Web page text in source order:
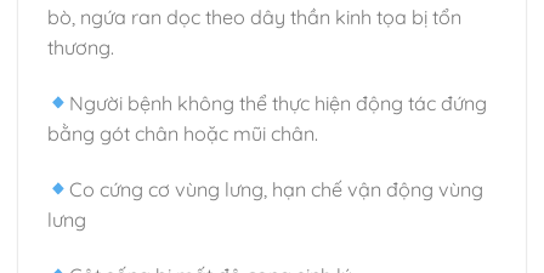
bò, ngứa ran dọc theo dây thần kinh tọa bị tổn
thương.
Người bệnh không thể thực hiện động tác đứng
bằng gót chân hoặc mũi chân.
Co cứng cơ vùng lưng, hạn chế vận động vùng
lưng